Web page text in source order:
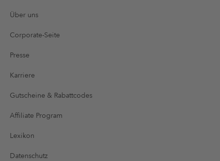
Über uns
Corporate-Seite
Presse
Karriere
Gutscheine & Rabattcodes
Affiliate Program
Lexikon
Datenschutz